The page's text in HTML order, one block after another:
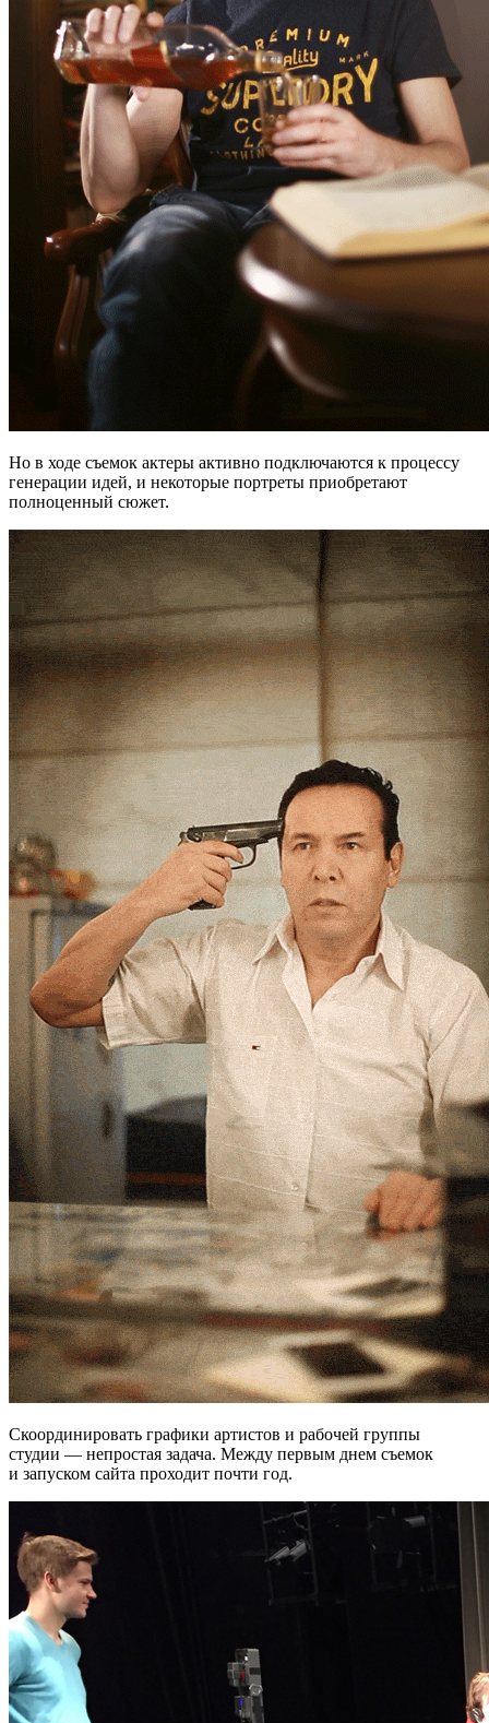
Но в ходе съемок актеры активно подключаются к процессу
генерации идей, и некоторые портреты приобретают
полноценный сюжет.
Скоординировать графики артистов и рабочей группы
студии — непростая задача. Между первым днем съемок
и запуском сайта проходит почти год.